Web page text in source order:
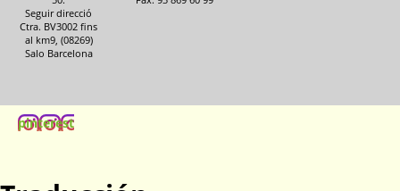
Seguir direcció
Ctra. BV3002 fins
al km9, (08269)
Salo Barcelona
pinterest